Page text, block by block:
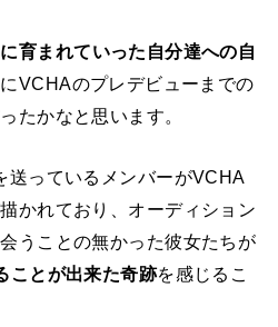
育まれていった自分達への自
VCHAのプレデビューまでの
たかなと思います。
送っているメンバーがVCHA
かれており、オーディション
うことの無かった彼女たちが
ことが出来た奇跡を感じるこ